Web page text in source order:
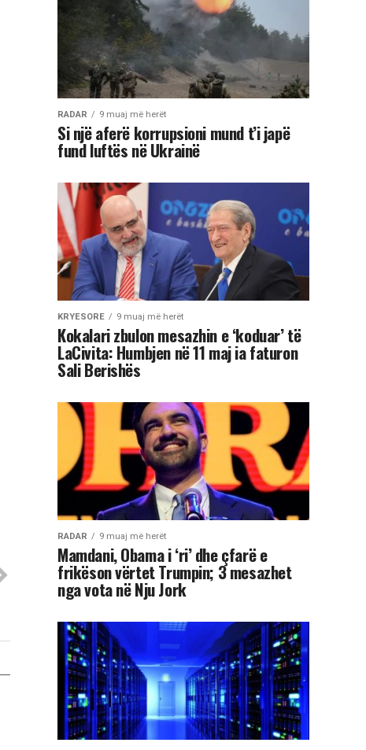
RADAR 9 muaj më herët
Si një aferë korrupsioni mund t’i japë
fund luftës në Ukrainë
KRYESORE 9 muaj më herët
Kokalari zbulon mesazhin e ‘koduar’ të
LaCivita: Humbjen në 11 maj ia faturon
Sali Berishës
RADAR 9 muaj më herët
Mamdani, Obama i ‘ri’ dhe çfarë e
frikëson vërtet Trumpin; 3 mesazhet
nga vota në Nju Jork